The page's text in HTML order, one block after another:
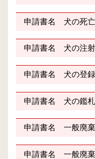
申請書名 犬の死
申請書名 犬の注
申請書名 犬の登
申請書名 犬の鑑
申請書名 一般廃
申請書名 一般廃